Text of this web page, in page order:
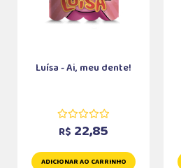
Luísa - Ai, meu dente!
R$ 22,85
ADICIONAR AO CARRINHO